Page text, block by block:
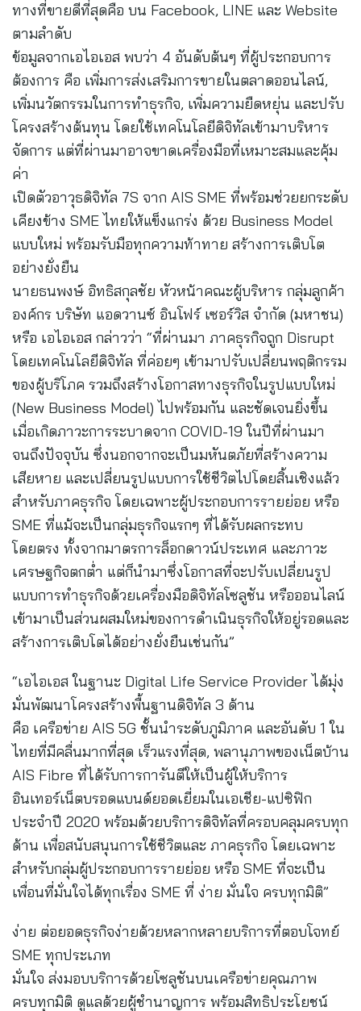
ทางที่ขายดีที่สุดคือ บน Facebook, LINE และ Website
ตามลำดับ
ข้อมูลจากเอไอเอส พบว่า 4 อันดับต้นๆ ที่ผู้ประกอบการ
ต้องการ คือ เพิ่มการส่งเสริมการขายในตลาดออนไลน์,
เพิ่มนวัตกรรมในการทำธุรกิจ, เพิ่มความยืดหยุ่น และปรับ
โครงสร้างต้นทุน โดยใช้เทคโนโลยีดิจิทัลเข้ามาบริหาร
จัดการ แต่ที่ผ่านมาอาจขาดเครื่องมือที่เหมาะสมและคุ้ม
ค่า
เปิดตัวอาวุธดิจิทัล 7S จาก AIS SME ที่พร้อมช่วยยกระดับ
เคียงข้าง SME ไทยให้แข็งแกร่ง ด้วย Business Model
แบบใหม่ พร้อมรับมือทุกความท้าทาย สร้างการเติบโต
อย่างยั่งยืน
นายธนพงษ์ อิทธิสกุลชัย หัวหน้าคณะผู้บริหาร กลุ่มลูกค้า
องค์กร บริษัท แอดวานซ์ อินโฟร์ เซอร์วิส จำกัด (มหาชน)
หรือ เอไอเอส กล่าวว่า “ที่ผ่านมา ภาคธุรกิจถูก Disrupt
โดยเทคโนโลยีดิจิทัล ที่ค่อยๆ เข้ามาปรับเปลี่ยนพฤติกรรม
ของผู้บริโภค รวมถึงสร้างโอกาสทางธุรกิจในรูปแบบใหม่
(New Business Model) ไปพร้อมกัน และชัดเจนยิ่งขึ้น
เมื่อเกิดภาวะการระบาดจาก COVID-19 ในปีที่ผ่านมา
จนถึงปัจจุบัน ซึ่งนอกจากจะเป็นมหันตภัยที่สร้างความ
เสียหาย และเปลี่ยนรูปแบบการใช้ชีวิตไปโดยสิ้นเชิงแล้ว
สำหรับภาคธุรกิจ โดยเฉพาะผู้ประกอบการรายย่อย หรือ
SME ที่แม้จะเป็นกลุ่มธุรกิจแรกๆ ที่ได้รับผลกระทบ
โดยตรง ทั้งจากมาตรการล็อกดาวน์ประเทศ และภาวะ
เศรษฐกิจตกต่ำ แต่ก็นำมาซึ่งโอกาสที่จะปรับเปลี่ยนรูป
แบบการทำธุรกิจด้วยเครื่องมือดิจิทัลโซลูชัน หรือออนไลน์
เข้ามาเป็นส่วนผสมใหม่ของการดำเนินธุรกิจให้อยู่รอดและ
สร้างการเติบโตได้อย่างยั่งยืนเช่นกัน”
“เอไอเอส ในฐานะ Digital Life Service Provider ได้มุ่ง
มั่นพัฒนาโครงสร้างพื้นฐานดิจิทัล 3 ด้าน
คือ เครือข่าย AIS 5G ชั้นนำระดับภูมิภาค และอันดับ 1 ใน
ไทยที่มีคลื่นมากที่สุด เร็วแรงที่สุด, พลานุภาพของเน็ตบ้าน
AIS Fibre ที่ได้รับการการันตีให้เป็นผู้ให้บริการ
อินเทอร์เน็ตบรอดแบนด์ยอดเยี่ยมในเอเชีย-แปซิฟิก
ประจำปี 2020 พร้อมด้วยบริการดิจิทัลที่ครอบคลุมครบทุก
ด้าน เพื่อสนับสนุนการใช้ชีวิตและ ภาคธุรกิจ โดยเฉพาะ
สำหรับกลุ่มผู้ประกอบการรายย่อย หรือ SME ที่จะเป็น
เพื่อนที่มั่นใจได้ทุกเรื่อง SME ที่ ง่าย มั่นใจ ครบทุกมิติ”
ง่าย ต่อยอดธุรกิจง่ายด้วยหลากหลายบริการที่ตอบโจทย์
SME ทุกประเภท
มั่นใจ ส่งมอบบริการด้วยโซลูชันบนเครือข่ายคุณภาพ
ครบทุกมิติ ดูแลด้วยผู้ชำนาญการ พร้อมสิทธิประโยชน์